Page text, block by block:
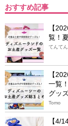
おすすめ記事
【
覧！
てんてん
【
一覧
グッ
Tomo
【4/